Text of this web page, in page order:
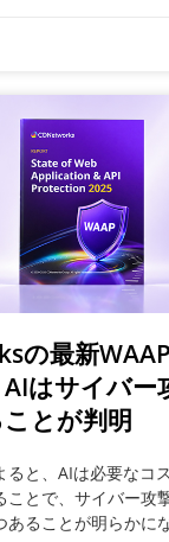
の最新
はサイバー
とが判明
ると、AIは必要なコ
ことで、サイバー攻
ることが明らかにな